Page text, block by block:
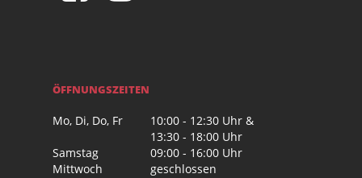
ÖFFNUNGSZEITEN
Mo, Di, Do, Fr
10:00 - 12:30 Uhr &
13:30 - 18:00 Uhr
Samstag
09:00 - 16:00 Uhr
Mittwoch
geschlossen